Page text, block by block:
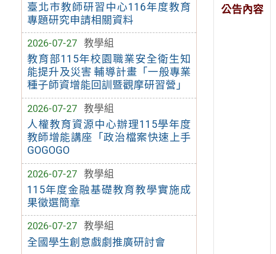
臺北市教師研習中心116年度教育
專題研究申請相關資料
2026-07-27
教學組
教育部115年校園職業安全衛生知
能提升及災害 輔導計畫「一般專業
種子師資增能回訓暨觀摩研習營」
2026-07-27
教學組
人權教育資源中心辦理115學年度
教師增能講座「政治檔案快速上手
GOGOGO
2026-07-27
教學組
115年度金融基礎教育教學實施成
果徵選簡章
2026-07-27
教學組
全國學生創意戲劇推廣研討會
公告內容